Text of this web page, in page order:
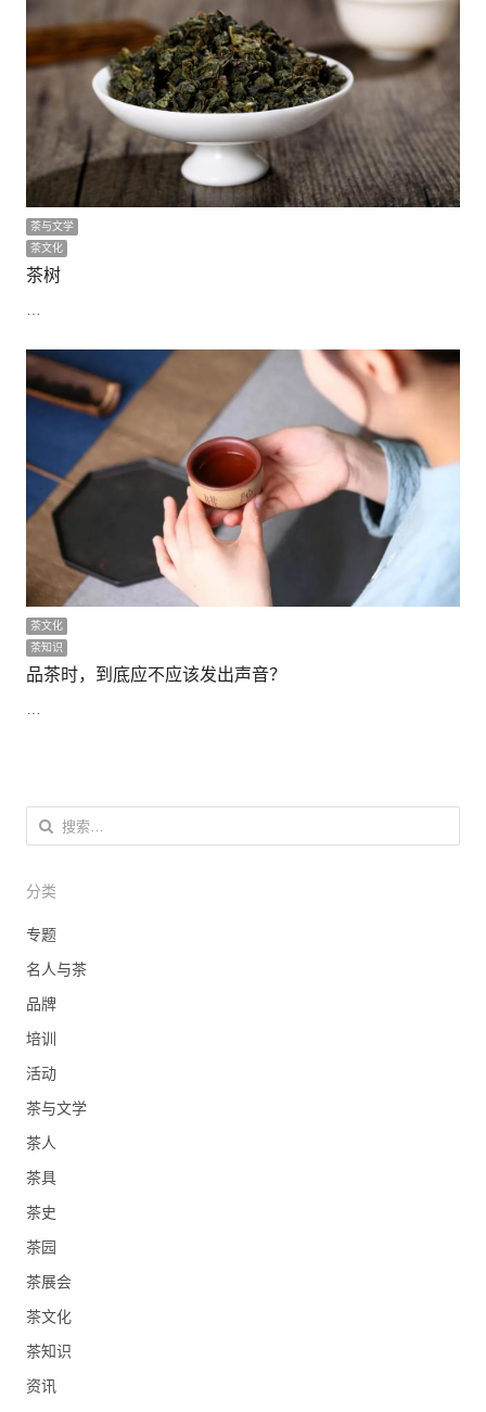
茶与文学
茶文化
茶树
茶文化
茶知识
品茶时，到底应不应该发出声音？
…
搜索：
分类
专题
名人与茶
品牌
培训
活动
茶与文学
茶人
茶具
茶史
茶园
茶展会
茶文化
茶知识
资讯